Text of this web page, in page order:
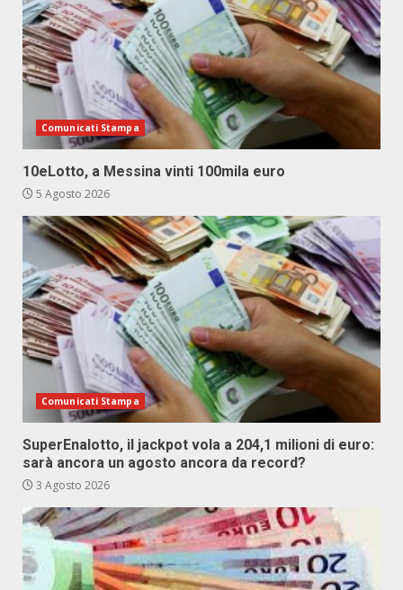
Comunicati Stampa
10eLotto, a Messina vinti 100mila euro
5 Agosto 2026
Comunicati Stampa
SuperEnalotto, il jackpot vola a 204,1 milioni di euro:
sarà ancora un agosto ancora da record?
3 Agosto 2026